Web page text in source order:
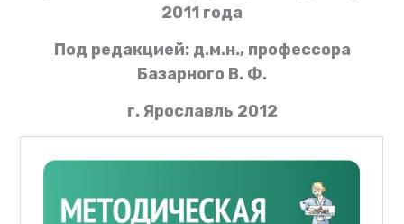
2011 года
Под редакцией: д.м.н., профессора
Базарного В. Ф.
г. Ярославль 2012